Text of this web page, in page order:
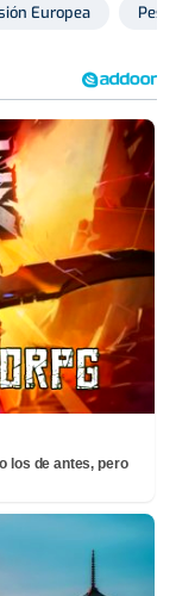
Europea
los de antes, pero